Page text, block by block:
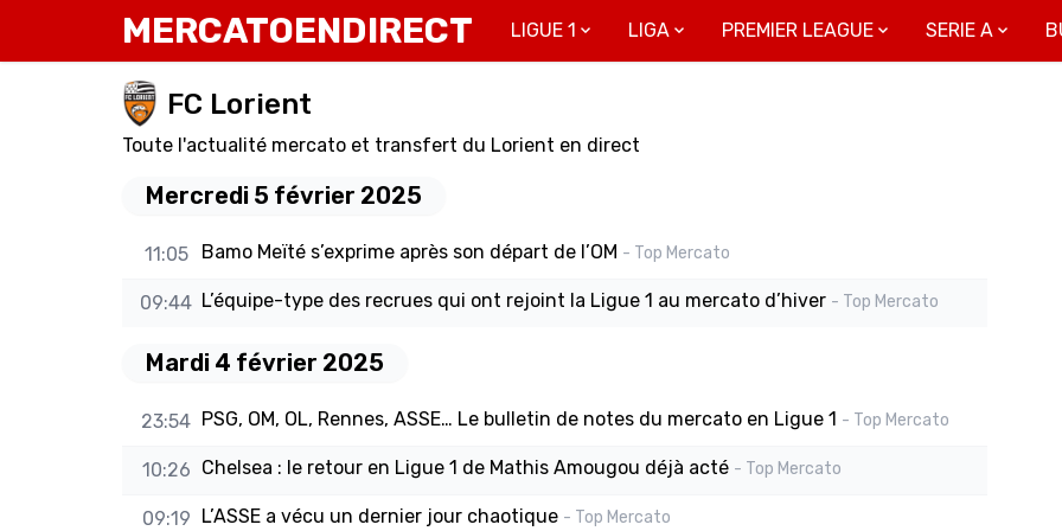
MERCATOENDIRECT LIGUE 1 LIGA PREMIER LEAGUE SERIE A
FC Lorient
Toute l'actualité mercato et transfert du Lorient en direct
Mercredi 5 février 2025
11:05 Bamo Meïté s’exprime après son départ de l’OM - Top Mercato
09:44 L’équipe-type des recrues qui ont rejoint la Ligue 1 au mercato d’hiver - Top Mercato
Mardi 4 février 2025
23:54 PSG, OM, OL, Rennes, ASSE… Le bulletin de notes du mercato en Ligue 1 - Top Mercato
10:26 Chelsea : le retour en Ligue 1 de Mathis Amougou déjà acté - Top Mercato
09:19 L’ASSE a vécu un dernier jour chaotique - Top Mercato